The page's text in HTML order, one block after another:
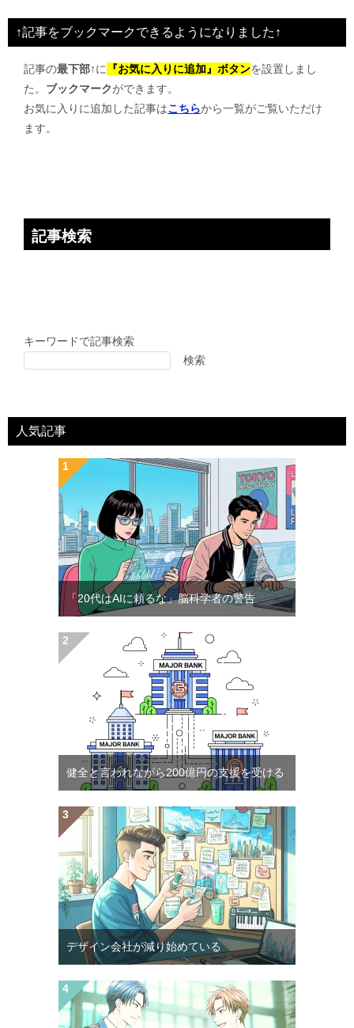
ビ
ゲ
↑記事をブックマークできるようになりました↑
記事の最下部↑に 『お気に入りに追加』ボタンを設置しまし
た。 ブックマークができます。
お気に入りに追加した記事はこちらから一覧がご覧いただけ
ます。
記事検索
キーワードで記事検索
検索
人気記事
「20代はAIに頼るな」脳科学者の警告
健全と言われながら200億円の支援を受ける
デザイン会社が減り始めている